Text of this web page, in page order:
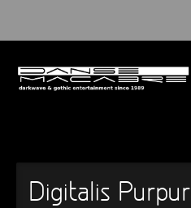
NEWS
Digitalis